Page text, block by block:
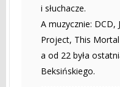
i słuchacze.
A muzycznie: DCD,
Project, This
a od 22 była
Beksińskiego.